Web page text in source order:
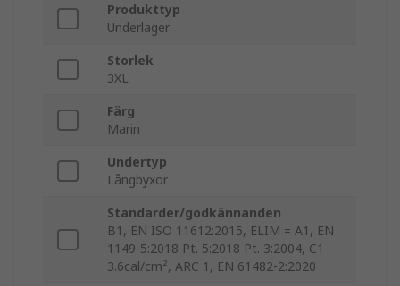
Produkttyp
Underlager
Storlek
3XL
Färg
Marin
Undertyp
Långbyxor
Standarder/godkännanden
B1, EN ISO 11612:2015, ELIM = A1, EN
1149-5:2018 Pt. 5:2018 Pt. 3:2004, C1
3.6cal/cm², ARC 1, EN 61482-2:2020